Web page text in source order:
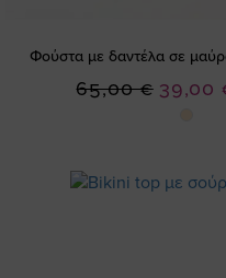
Φούστα με δαντέλα σε
Ειδική
39,00
65,00 €